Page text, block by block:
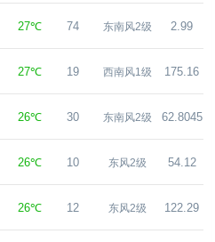
27℃ 74 东南风2级 2.99
27℃ 19 西南风1级 175.16
26℃ 30 东南风2级 62.8045
26℃ 10 东风2级 54.12
26℃ 12 东风2级 122.29